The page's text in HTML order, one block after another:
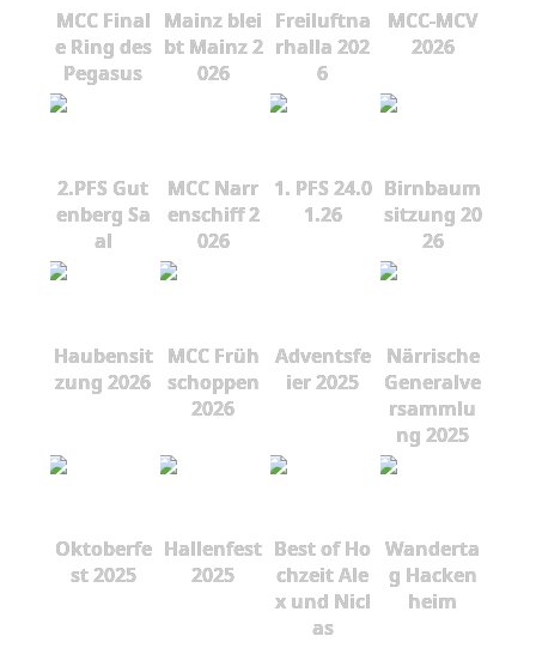
MCC Final
e Ring des
Pegasus
Mainz blei
bt Mainz 2
026
Freiluftna
rhalla 202
6
MCC-MCV
2026
2.PFS Gut
enberg Sa
al
MCC Narr
enschiff 2
026
1. PFS 24.0
1.26
Birnbaum
sitzung 20
26
Haubensit
zung 2026
MCC Früh
schoppen
2026
Adventsfe
ier 2025
Närrische
Generalve
rsammlu
ng 2025
Oktoberfe
st 2025
Hallenfest
2025
Best of Ho
chzeit Ale
x und Nicl
as
Wanderta
g Hacken
heim